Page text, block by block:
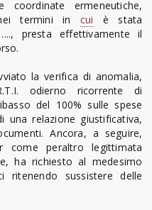
ermeneutiche,
termini in cui è stata
presta effettivamente il
la verifica di anomalia,
odierno ricorrente di
del 100% sulle spese
una relazione giustificativa,
Ancora, a seguire,
come peraltro legittimata
ha richiesto al medesimo
ritenendo sussistere delle